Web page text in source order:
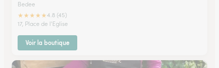
Bedee
★★★★★4.8 (45)
17, Place de l'Eglise
Voir la boutique